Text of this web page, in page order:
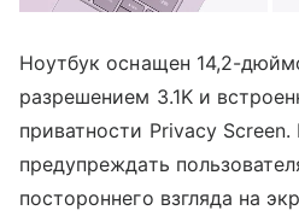
Ноутбук оснащен 14,2-
разрешением 3.1K и
приватности Privacy
предупреждать
постороннего взгляда на